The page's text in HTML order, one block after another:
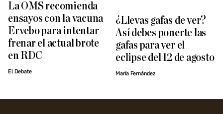
La OMS recomienda
ensayos con la vacuna
Ervebo para intentar
frenar el actual brote
en RDC
El Debate
¿Llevas gafas de ver?
Así debes ponerte las
gafas para ver el
eclipse del 12 de agosto
María Fernández